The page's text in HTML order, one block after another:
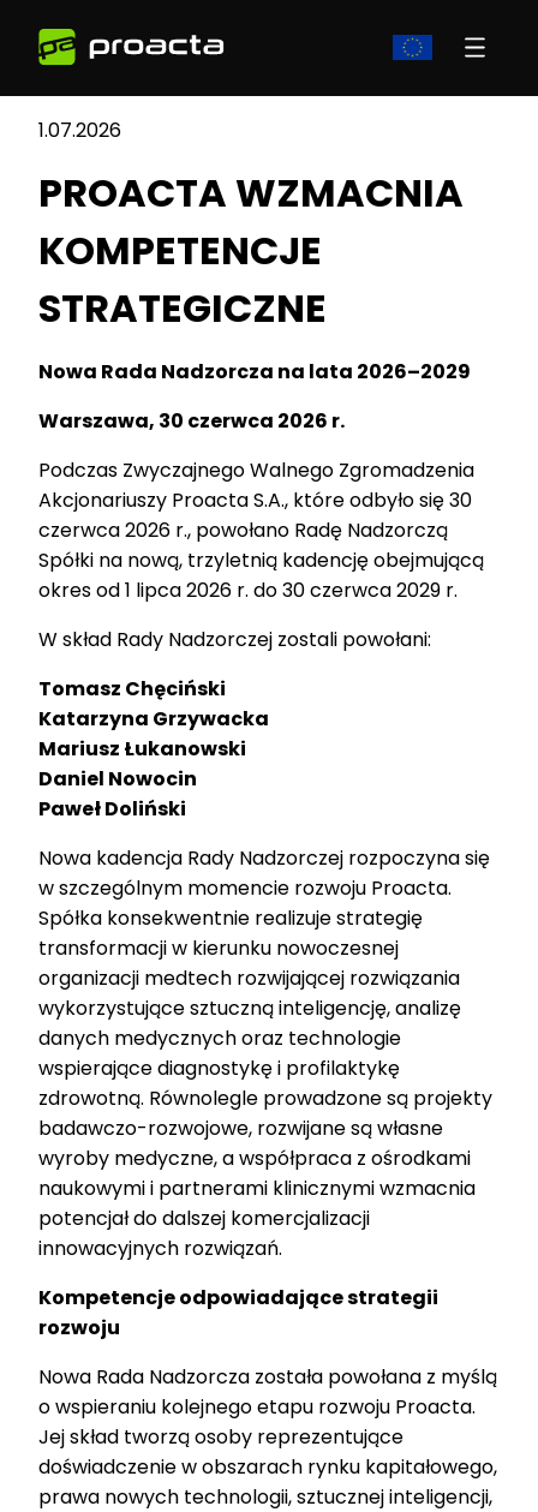
1.07.2026
PROACTA WZMACNIA
KOMPETENCJE
STRATEGICZNE
Nowa Rada Nadzorcza na lata 2026–2029
Warszawa, 30 czerwca 2026 r.
Podczas Zwyczajnego Walnego Zgromadzenia
Akcjonariuszy Proacta S.A., które odbyło się 30
czerwca 2026 r., powołano Radę Nadzorczą
Spółki na nową, trzyletnią kadencję obejmującą
okres od 1 lipca 2026 r. do 30 czerwca 2029 r.
W skład Rady Nadzorczej zostali powołani:
Tomasz Chęciński
Katarzyna Grzywacka
Mariusz Łukanowski
Daniel Nowocin
Paweł Doliński
Nowa kadencja Rady Nadzorczej rozpoczyna się
w szczególnym momencie rozwoju Proacta.
Spółka konsekwentnie realizuje strategię
transformacji w kierunku nowoczesnej
organizacji medtech rozwijającej rozwiązania
wykorzystujące sztuczną inteligencję, analizę
danych medycznych oraz technologie
wspierające diagnostykę i profilaktykę
zdrowotną. Równolegle prowadzone są projekty
badawczo-rozwojowe, rozwijane są własne
wyroby medyczne, a współpraca z ośrodkami
naukowymi i partnerami klinicznymi wzmacnia
potencjał do dalszej komercjalizacji
innowacyjnych rozwiązań.
Kompetencje odpowiadające strategii
rozwoju
Nowa Rada Nadzorcza została powołana z myślą
o wspieraniu kolejnego etapu rozwoju Proacta.
Jej skład tworzą osoby reprezentujące
doświadczenie w obszarach rynku kapitałowego,
prawa nowych technologii, sztucznej inteligencji,